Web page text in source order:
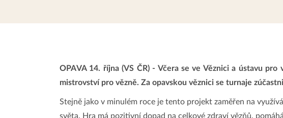
OPAVA 14. října (VS ČR) - Včera se ve Věznici a ústavu
mistrovství pro vězně. Za opavskou věznici se turnaje
Stejně jako v minulém roce je tento projekt zaměřen na
světa. Hra má pozitivní dopad na celkové zdraví vězňů,